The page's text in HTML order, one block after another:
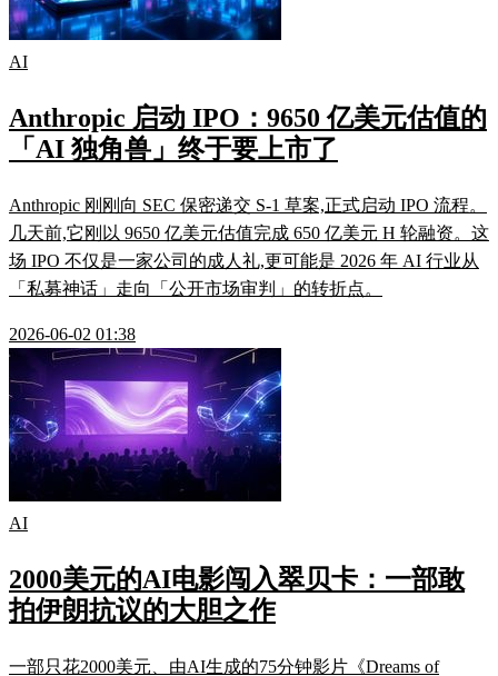
AI
Anthropic 启动 IPO：9650 亿美元估值的
「AI 独角兽」终于要上市了
Anthropic 刚刚向 SEC 保密递交 S-1 草案,正式启动 IPO 流程。
几天前,它刚以 9650 亿美元估值完成 650 亿美元 H 轮融资。这
场 IPO 不仅是一家公司的成人礼,更可能是 2026 年 AI 行业从
「私募神话」走向「公开市场审判」的转折点。
2026-06-02 01:38
AI
2000美元的AI电影闯入翠贝卡：一部敢
拍伊朗抗议的大胆之作
一部只花2000美元、由AI生成的75分钟影片《Dreams of